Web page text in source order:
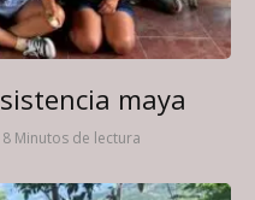
maya
8 Minutos de lectura